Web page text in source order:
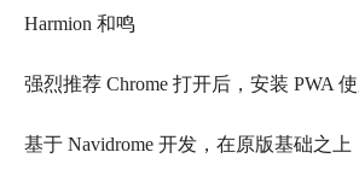
Harmion 和鸣
强烈推荐 Chrome 打开后，安装 PWA 使
基于 Navidrome 开发，在原版基础之上